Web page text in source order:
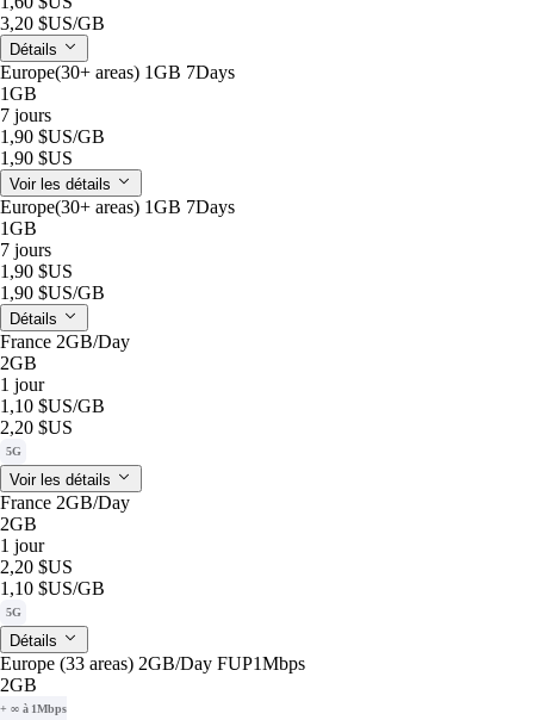
3,20 $US/GB
Détails
Europe(30+ areas) 1GB 7Days
1GB
7 jours
1,90 $US/GB
1,90 $US
Voir les détails
Europe(30+ areas) 1GB 7Days
1GB
7 jours
1,90 $US
1,90 $US/GB
Détails
France 2GB/Day
2GB
1 jour
1,10 $US/GB
2,20 $US
5G
Voir les détails
France 2GB/Day
2GB
1 jour
2,20 $US
1,10 $US/GB
5G
Détails
Europe (33 areas) 2GB/Day FUP1Mbps
2GB
+ ∞ à 1Mbps